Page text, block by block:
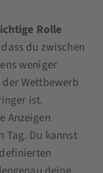
Rolle
du zwischen
weniger
Wettbewerb
ist.
Anzeigen
Tag. Du kannst